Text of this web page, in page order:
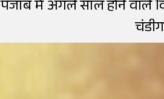
पंजाब में अगले साल होने वाले